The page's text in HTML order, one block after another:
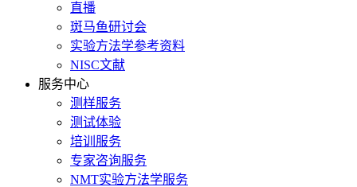
直播
斑马鱼研讨会
实验方法学参考资料
NISC文献
服务中心
测样服务
测试体验
培训服务
专家咨询服务
NMT实验方法学服务